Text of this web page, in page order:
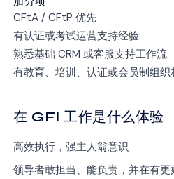
CFtA / CFtP 优先
有认证或考试运营支持经验
熟悉基础 CRM 或客服支持工作流
有教育、培训、认证或会员制组织
在 GFI 工作是什么体验
高效执行，强主人翁意识
领导者敢担当、能负责，并在有